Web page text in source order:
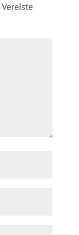
Vereiste